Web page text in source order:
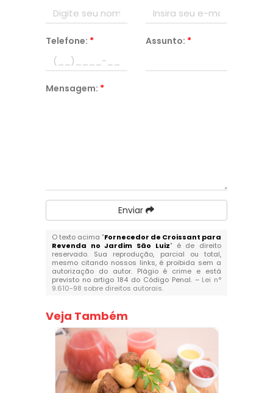
Telefone: * Assunto: *
Mensagem: *
Enviar
O texto acima "Fornecedor de Croissant para
Revenda no Jardim São Luiz" é de direito
reservado. Sua reprodução, parcial ou total,
mesmo citando nossos links, é proibida sem a
autorização do autor. Plágio é crime e está
previsto no artigo 184 do Código Penal. – Lei n°
9.610-98 sobre direitos autorais.
Veja Também